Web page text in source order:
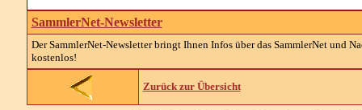
SammlerNet-Newsletter
Der SammlerNet-Newsletter bringt Ihnen Infos über das SammlerNet und
kostenlos!
Zurück zur Übersicht